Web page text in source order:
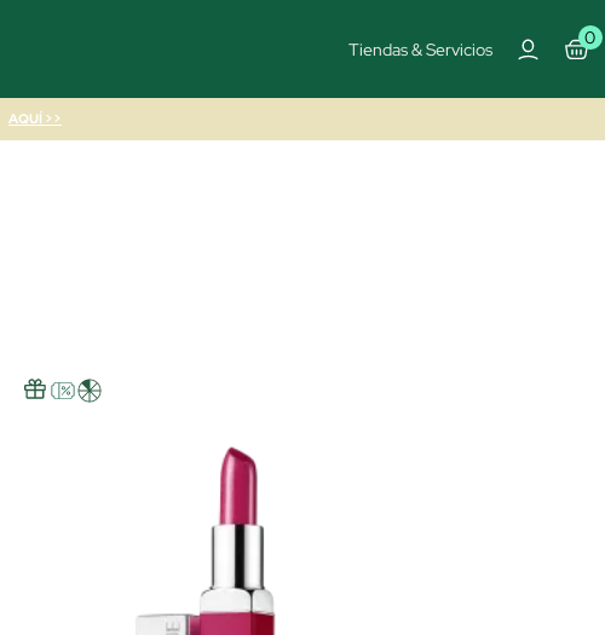
Tiendas & Servicios
0
AQUÍ >>